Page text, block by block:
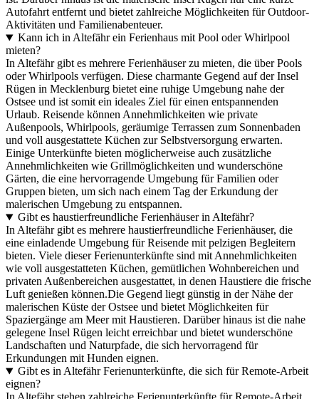
Autofahrt entfernt und bietet zahlreiche Möglichkeiten für Outdoor-
Aktivitäten und Familienabenteuer.
Kann ich in Altefähr ein Ferienhaus mit Pool oder Whirlpool
mieten?
In Altefähr gibt es mehrere Ferienhäuser zu mieten, die über Pools
oder Whirlpools verfügen. Diese charmante Gegend auf der Insel
Rügen in Mecklenburg bietet eine ruhige Umgebung nahe der
Ostsee und ist somit ein ideales Ziel für einen entspannenden
Urlaub. Reisende können Annehmlichkeiten wie private
Außenpools, Whirlpools, geräumige Terrassen zum Sonnenbaden
und voll ausgestattete Küchen zur Selbstversorgung erwarten.
Einige Unterkünfte bieten möglicherweise auch zusätzliche
Annehmlichkeiten wie Grillmöglichkeiten und wunderschöne
Gärten, die eine hervorragende Umgebung für Familien oder
Gruppen bieten, um sich nach einem Tag der Erkundung der
malerischen Umgebung zu entspannen.
Gibt es haustierfreundliche Ferienhäuser in Altefähr?
In Altefähr gibt es mehrere haustierfreundliche Ferienhäuser, die
eine einladende Umgebung für Reisende mit pelzigen Begleitern
bieten. Viele dieser Ferienunterkünfte sind mit Annehmlichkeiten
wie voll ausgestatteten Küchen, gemütlichen Wohnbereichen und
privaten Außenbereichen ausgestattet, in denen Haustiere die frische
Luft genießen können.Die Gegend liegt günstig in der Nähe der
malerischen Küste der Ostsee und bietet Möglichkeiten für
Spaziergänge am Meer mit Haustieren. Darüber hinaus ist die nahe
gelegene Insel Rügen leicht erreichbar und bietet wunderschöne
Landschaften und Naturpfade, die sich hervorragend für
Erkundungen mit Hunden eignen.
Gibt es in Altefähr Ferienunterkünfte, die sich für Remote-Arbeit
eignen?